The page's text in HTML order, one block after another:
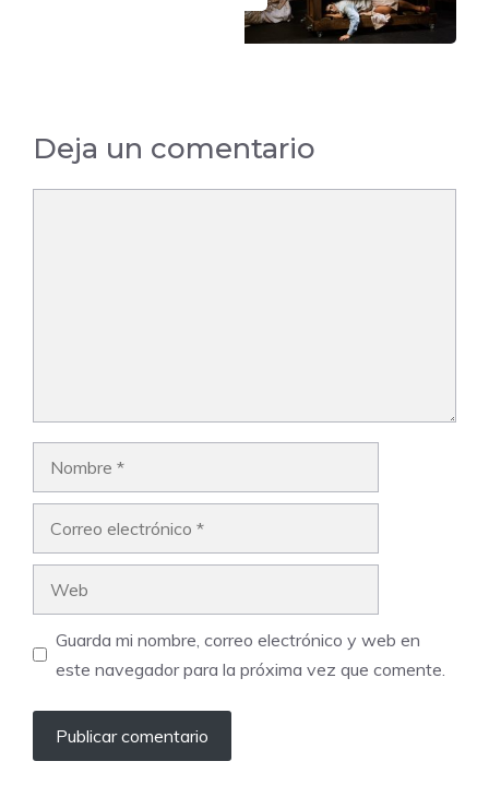
Deja un comentario
Guarda mi nombre, correo electrónico y web en
este navegador para la próxima vez que comente.